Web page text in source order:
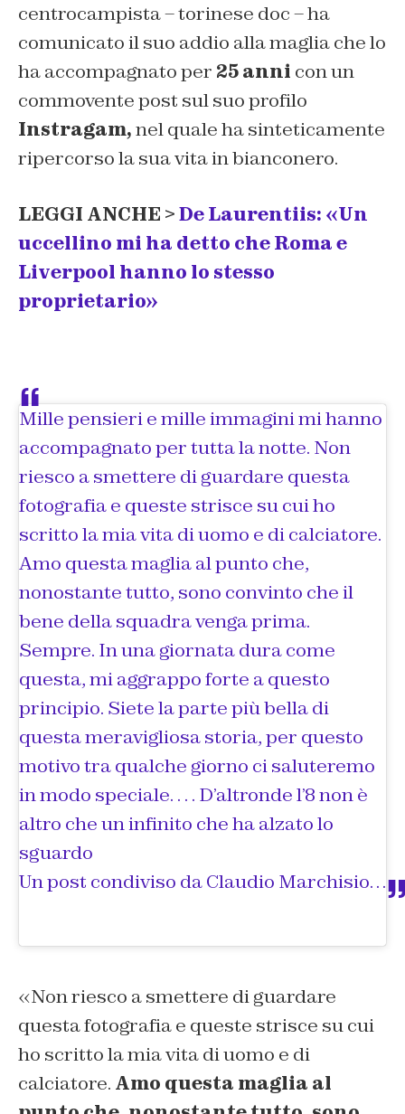
centrocampista – torinese doc – ha
comunicato il suo addio alla maglia che lo
ha accompagnato per 25 anni con un
commovente post sul suo profilo
Instragam,nel quale ha sinteticamente
ripercorso la sua vita in bianconero.
LEGGI ANCHE >De Laurentiis: «Un
uccellino mi ha detto che Roma e
Liverpool hanno lo stesso
proprietario»
Mille pensieri e mille immagini mi hanno
accompagnato per tutta la notte. Non
riesco a smettere di guardare questa
fotografia e queste strisce su cui ho
scritto la mia vita di uomo e di calciatore.
Amo questa maglia al punto che,
nonostante tutto, sono convinto che il
bene della squadra venga prima.
Sempre. In una giornata dura come
questa, mi aggrappo forte a questo
principio. Siete la parte più bella di
questa meravigliosa storia, per questo
motivo tra qualche giorno ci saluteremo
in modo speciale. . . . D’altronde l’8 non è
altro che un infinito che ha alzato lo
sguardo
Un post condiviso daClaudio Marchisio
«Non riesco a smettere di guardare
questa fotografia e queste strisce su cui
ho scritto la mia vita di uomo e di
calciatore. Amo questa maglia al